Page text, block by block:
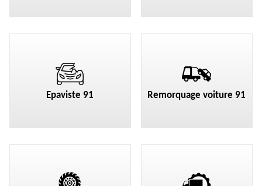
Epaviste 91 Remorquage voiture 91